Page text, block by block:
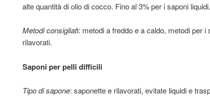
alte quantità di olio di cocco. Fino al 3% per i saponi liquidi.
Metodi consigliati: metodi a freddo e a caldo, metodi per i
rilavorati.
Saponi per pelli difficili
Tipo di sapone: saponette e rilavorati, evitate liquidi e